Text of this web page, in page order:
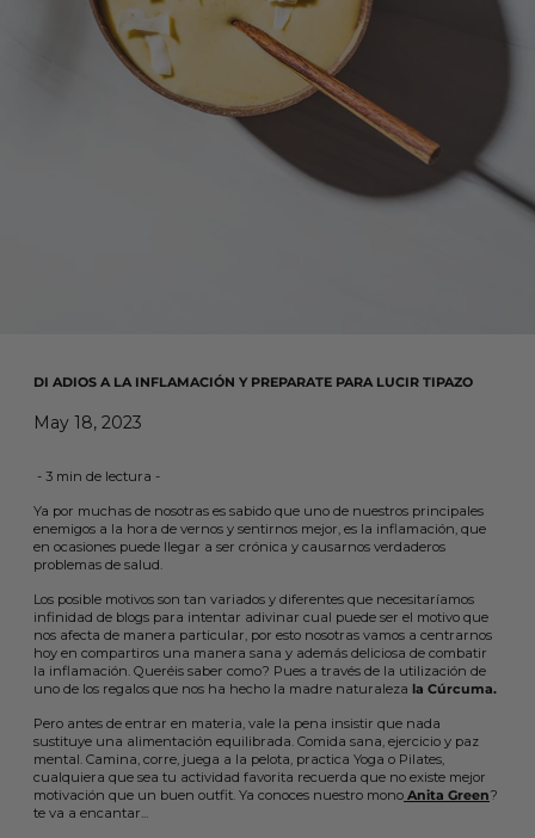
DI ADIOS A LA INFLAMACIÓN Y PREPARATE PARA LUCIR TIPAZO
May 18, 2023
- 3 min de lectura -
Ya por muchas de nosotras es sabido que uno de nuestros principales
enemigos a la hora de vernos y sentirnos mejor, es la inflamación, que
en ocasiones puede llegar a ser crónica y causarnos verdaderos
problemas de salud.
Los posible motivos son tan variados y diferentes que necesitaríamos
infinidad de blogs para intentar adivinar cual puede ser el motivo que
nos afecta de manera particular, por esto nosotras vamos a centrarnos
hoy en compartiros una manera sana y además deliciosa de combatir
la inflamación. Queréis saber como? Pues a través de la utilización de
uno de los regalos que nos ha hecho la madre naturaleza la Cúrcuma.
Pero antes de entrar en materia, vale la pena insistir que nada
sustituye una alimentación equilibrada. Comida sana, ejercicio y paz
mental. Camina, corre, juega a la pelota, practica Yoga o Pilates,
cualquiera que sea tu actividad favorita recuerda que no existe mejor
motivación que un buen outfit. Ya conoces nuestro mono Anita Green?
te va a encantar...